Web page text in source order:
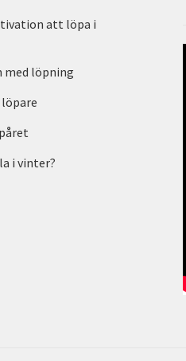
att löpa i
med löpning
i vinter?